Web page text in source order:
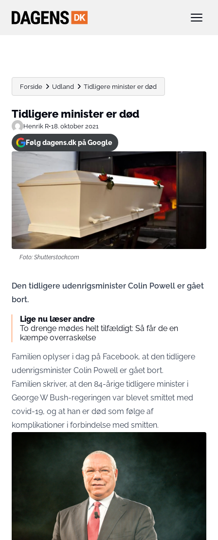
Forside Udland Tidligere minister er død
Tidligere minister er død
Henrik R•18. oktober 2021
Følg dagens.dk på Google
Foto: Shutterstock.com
Den tidligere udenrigsminister Colin Powell er gået
bort.
Lige nu læser andre
To drenge mødes helt tilfældigt: Så får de en
kæmpe overraskelse
Familien oplyser i dag på Facebook, at den tidligere
udenrigsminister Colin Powell er gået bort.
Familien skriver, at den 84-årige tidligere minister i
George W Bush-regeringen var blevet smittet med
covid-19, og at han er død som følge af
komplikationer i forbindelse med smitten.